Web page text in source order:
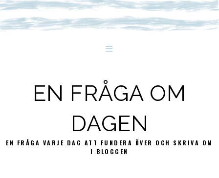
EN FRÅGA OM
DAGEN
EN FRÅGA VARJE DAG ATT FUNDERA ÖVER OCH SKRIVA OM
I BLOGGEN